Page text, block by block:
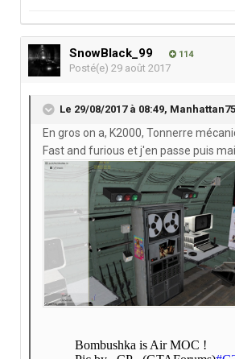
SnowBlack_99 114
Posté(e) 29 août 2017
Le 29/08/2017 à 08:49, Manhattan75
En gros on a, K2000, Tonnerre
Fast and furious et j'en passe puis